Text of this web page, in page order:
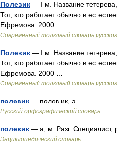
Полевик — I м. Название
Тот, кто работает обычно в
Ефремова. 2000 …
Современный толковый словарь
Полевик — I м. Название
Тот, кто работает обычно в
Ефремова. 2000 …
Современный толковый словарь
полевик — полев ик, а …
Русский орфографический словарь
полевик — а; м. Разг. Специалист,
Энциклопедический словарь